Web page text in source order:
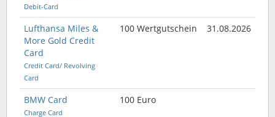
Debit-Card
Lufthansa Miles &
More Gold Credit
Card
Credit Card/ Revolving
Card
100 Wertgutschein 31.08.2026
BMW Card
Charge Card
100 Euro